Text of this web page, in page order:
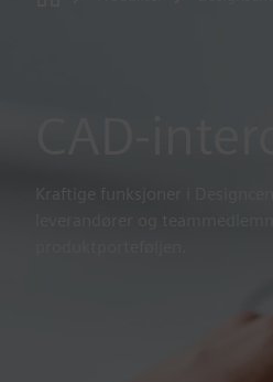
CAD-
Kraftige funksjoner i
leverandører og